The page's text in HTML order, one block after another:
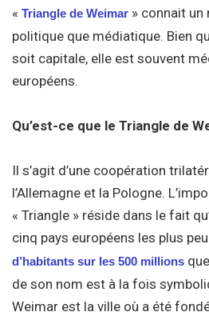
« Triangle de Weimar » connait un
politique que médiatique. Bien
soit capitale, elle est souvent
européens.
Qu’est-ce que le Triangle de
Il s’agit d’une coopération
l’Allemagne et la Pologne.
« Triangle » réside dans le fait
cinq pays européens les plus
d’habitants sur les 500 millions
de son nom est à la fois
Weimar est la ville où a été